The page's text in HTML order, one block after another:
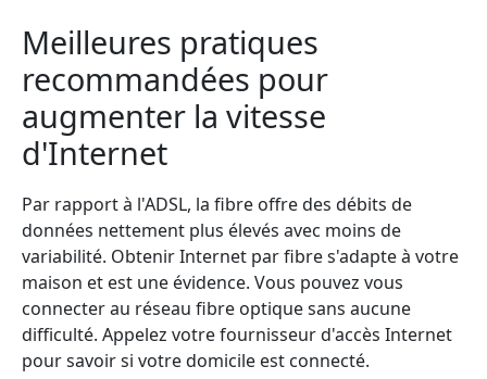
Meilleures pratiques
recommandées pour
augmenter la vitesse
d'Internet
Par rapport à l'ADSL, la fibre offre des débits de
données nettement plus élevés avec moins de
variabilité. Obtenir Internet par fibre s'adapte à votre
maison et est une évidence. Vous pouvez vous
connecter au réseau fibre optique sans aucune
difficulté. Appelez votre fournisseur d'accès Internet
pour savoir si votre domicile est connecté.